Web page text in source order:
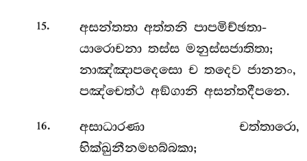
15.
අසන්තතා අත්තනි පාපමිච්ඡතා-
යාරොචනා තස්ස මනුස්සජාතිතා;
නාඤ්ඤාපදෙසො ච තදෙව ජානනං,
පඤ්චෙත්ථ අඞ්ගානි අසන්තදීපනෙ.
16.
අසාධාරණා චත්තාරො,
භික්ඛුනීනමභබ්බකා;